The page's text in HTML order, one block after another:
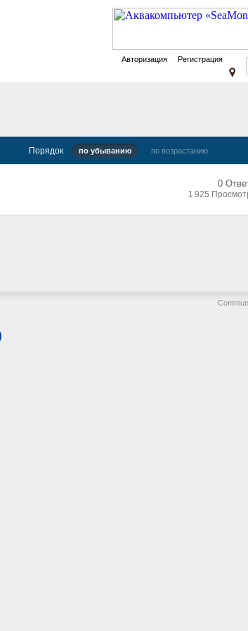
Авторизация Регистрация
Порядок по убыванию по возрастанию
0
1 925